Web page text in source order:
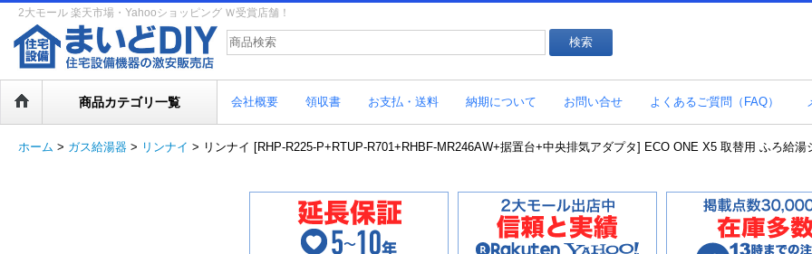
2大モール 楽天市場・Yahooショッピング Ｗ受賞店舗！
商品カテゴリ一覧 会社概要 領収書 お支払・送料 納期について お問い合せ よくあるご質問（FAQ）
ホーム > ガス給湯器 > リンナイ > リンナイ [RHP-R225-P+RTUP-R701+RHBF-MR246AW+据置台+中央排気アダプタ] ECO ONE X5 取替用 ふろ給